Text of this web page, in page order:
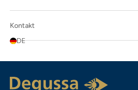
5.80
Kontakt
DE